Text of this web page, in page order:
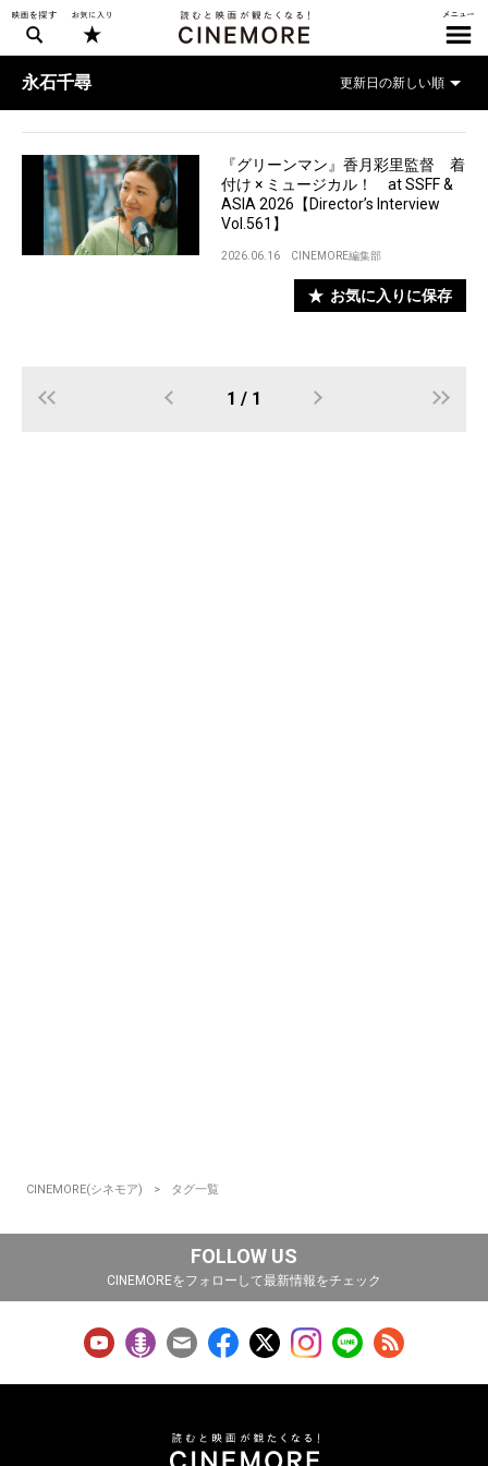
永石千尋
『グリーンマン』香月彩里監督 着
付け × ミュージカル！ at SSFF &
ASIA 2026【Director’s Interview
Vol.561】
2026.06.16 CINEMORE編集部
お気に入りに保存
1 / 1
CINEMORE(シネモア) タグ一覧
FOLLOW US
CINEMOREをフォローして最新情報をチェック